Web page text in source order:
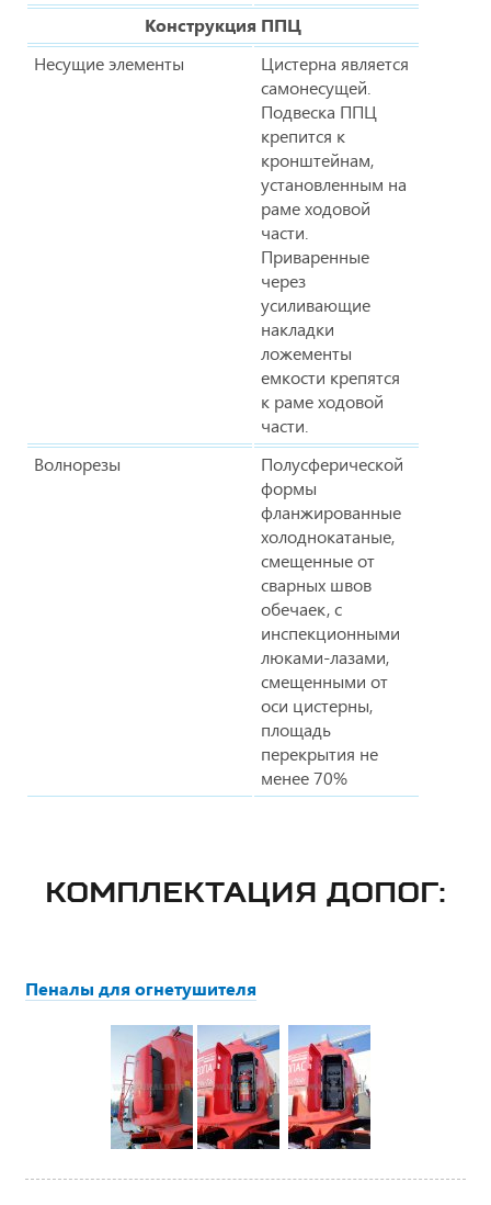
Конструкция ППЦ
Несущие элементы
Цистерна является
самонесущей.
Подвеска ППЦ
крепится к
кронштейнам,
установленным на
раме ходовой
части.
Приваренные
через
усиливающие
накладки
ложементы
емкости крепятся
к раме ходовой
части.
Волнорезы
Полусферической
формы
фланжированные
холоднокатаные,
смещенные от
сварных швов
обечаек, с
инспекционными
люками-лазами,
смещенными от
оси цистерны,
площадь
перекрытия не
менее 70%
КОМПЛЕКТАЦИЯ ДОПОГ:
Пеналы для огнетушителя